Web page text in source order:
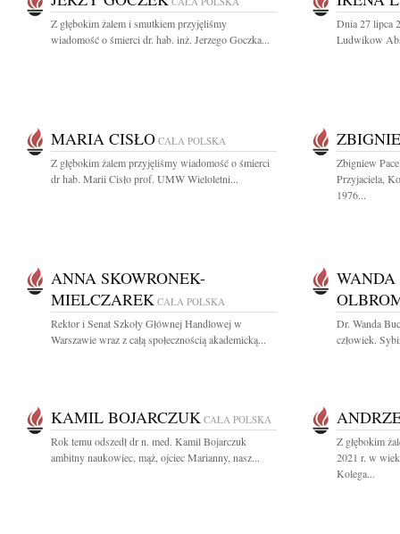
Z głębokim żalem i smutkiem przyjęliśmy
wiadomość o śmierci dr. hab. inż. Jerzego Goczka...
Dnia 27 lipca
Ludwikow
MARIA CISŁO CAŁA POLSKA
Z głębokim żalem przyjęliśmy wiadomość o śmierci
dr hab. Marii Cisło prof. UMW Wieloletni...
Zbigniew
Przyjaciela,
1976...
ANNA SKOWRONEK-
MIELCZAREK CAŁA POLSKA
Rektor i Senat Szkoły Głównej Handlowej w
Warszawie wraz z całą społecznością akademicką...
Dr. Wanda
człowiek.
KAMIL BOJARCZUK CAŁA POLSKA
Rok temu odszedł dr n. med. Kamil Bojarczuk
ambitny naukowiec, mąż, ojciec Marianny, nasz...
Z głębokim
2021 r. w
Kolega...